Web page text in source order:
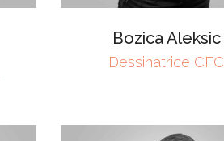
Bozica Aleksic
Dessinatrice CFC